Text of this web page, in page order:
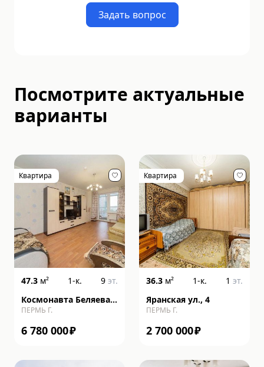
Задать вопрос
Посмотрите актуальные
варианты
Квартира
47.3 м² 1-к. 9 эт.
Космонавта Беляева
ул., 40, к В
ПЕРМЬ Г.
6 780 000₽
Квартира
36.3 м² 1-к. 1 эт.
Яранская ул., 4
ПЕРМЬ Г.
2 700 000₽